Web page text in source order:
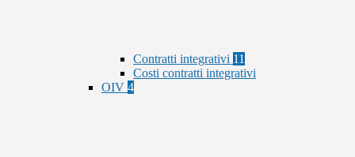
Contratti integrativi 11
Costi contratti integrativi
OIV 4